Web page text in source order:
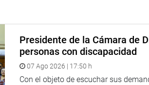
% de vacantes para personas con
en cumplimiento con la Ley 29973,
Inclusión Social y Personas con
«promueve el desarrollo
cumplimiento efectivo de sus derechos,
Presidente de la Cámara de
personas con discapacidad
07 Ago 2026 | 17:50 h
Con el objeto de escuchar sus